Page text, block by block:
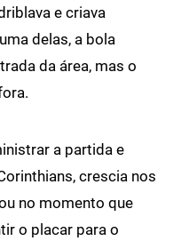
e criava
delas, a bola
da área, mas o
a partida e
crescia nos
no momento que
o placar para o